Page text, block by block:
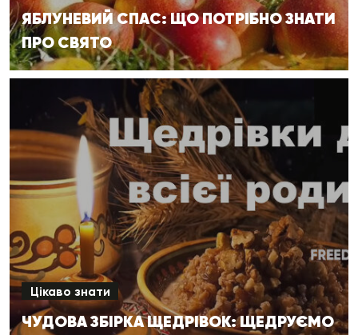
ЯБЛУНЕВИЙ СПАС: ЩО ПОТРІБНО ЗНАТИ
ПРО СВЯТО
Цікаво знати
ЧУДОВА ЗБІРКА ЩЕДРІВОК: ЩЕДРУЄМО